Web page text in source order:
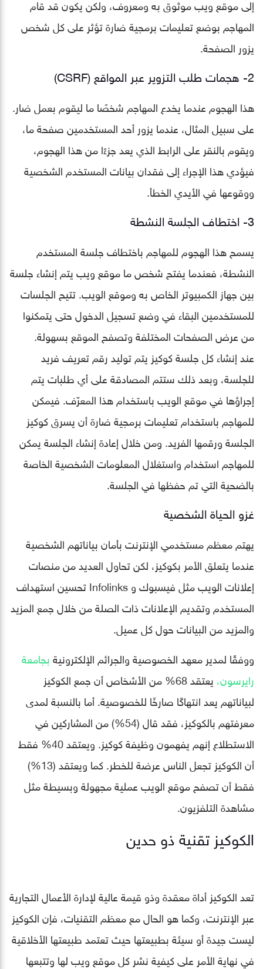
إلى موقع ويب موثوق به ومعروف، ولكن يكون قد قام
المهاجم بوضع تعليمات برمجية ضارة تؤثر على كل شخص
يزور الصفحة.
2- هجمات طلب التزوير عبر المواقع (CSRF)
هذا الهجوم عندما يخدع المهاجم شخصًا ما ليقوم بعمل ضار.
على سبيل المثال، عندما يزور أحد المستخدمين صفحة ما،
ويقوم بالنقر على الرابط الذي يعد جزءًا من هذا الهجوم،
فيؤدي هذا الإجراء إلى فقدان بيانات المستخدم الشخصية
ووقوعها في الأيدي الخطأ.
3- اختطاف الجلسة النشطة
يسمح هذا الهجوم للمهاجم باختطاف جلسة المستخدم
النشطة، فعندما يفتح شخص ما موقع ويب يتم إنشاء جلسة
بين جهاز الكمبيوتر الخاص به وموقع الويب. تتيح الجلسات
للمستخدمين البقاء في وضع تسجيل الدخول حتى يتمكنوا
من عرض الصفحات المختلفة وتصفح الموقع بسهولة.
عند إنشاء كل جلسة كوكيز يتم توليد رقم تعريف فريد
للجلسة، وبعد ذلك ستتم المصادقة على أي طلبات يتم
إجراؤها في موقع الويب باستخدام هذا المعرّف. فيمكن
للمهاجم باستخدام تعليمات برمجية ضارة أن يسرق كوكيز
الجلسة ورقمها الفريد. ومن خلال إعادة إنشاء الجلسة يمكن
للمهاجم استخدام واستغلال المعلومات الشخصية الخاصة
بالضحية التي تم حفظها في الجلسة.
غزو ​​الحياة الشخصية
يهتم معظم مستخدمي الإنترنت بأمان بياناتهم الشخصية
عندما يتعلق الأمر بكوكيز، لكن تحاول العديد من منصات
إعلانات الويب مثل فيسبوك و Infolinks تحسين استهداف
المستخدم وتقديم الإعلانات ذات الصلة من خلال جمع المزيد
والمزيد من البيانات حول كل عميل.
ووفقًا لمدير معهد الخصوصية والجرائم الإلكترونيةبجامعة
رايرسون،
يعتقد 68% من الأشخاص أن جمع الكوكيز
لبياناتهم يعد انتهاكًا صارخًا للخصوصية. أما بالنسبة لمدى
معرفتهم بالكوكيز، فقد قال (54%) من المشاركين في
الاستطلاع إنهم يفهمون وظيفة كوكيز. ويعتقد 40% فقط
أن الكوكيز تجعل الناس عرضة للخطر. كما ويعتقد (13%)
فقط أن تصفح موقع الويب عملية مجهولة وبسيطة مثل
مشاهدة التلفزيون.
الكوكيز تقنية ذو حدين
تعد الكوكيز أداة معقدة وذو قيمة عالية لإدارة الأعمال التجارية
عبر الإنترنت، وكما هو الحال مع معظم التقنيات، فإن الكوكيز
ليست جيدة أو سيئة بطبيعتها حيث تعتمد طبيعتها الأخلاقية
في نهاية الأمر على كيفية نشر كل موقع ويب لها وتتبعها